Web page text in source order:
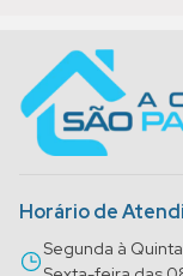
Horário de
Segunda à